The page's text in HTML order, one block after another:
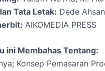
Tata Letak: Dede
AIKOMEDIA PRESS
ini Membahas Tentang:
Konsep Pemasaran